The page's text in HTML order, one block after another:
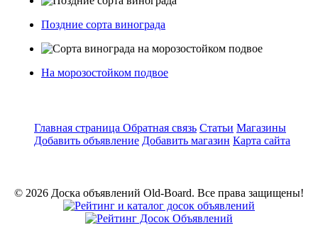
Поздние сорта винограда
На морозостойком подвое
Главная страница Обратная связь Статьи Магазины
Добавить объявление Добавить магазин Карта сайта
© 2026 Доска объявлений Old-Board. Все права защищены!